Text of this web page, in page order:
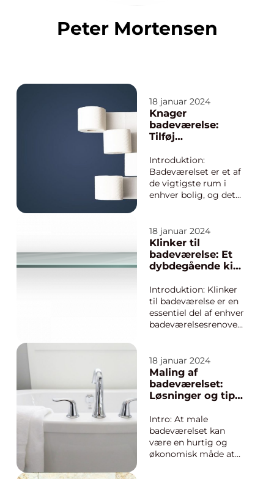
Peter Mortensen
18 januar 2024
Knager
badeværelse:
Tilføj
stil til dit
badeværelse
Introduktion:
Badeværelset er et af
de vigtigste rum i
enhver bolig, og det
skabe en funktionel
og æstetisk behagelig
atmosfære. En ofte
overset, men alligevel
badeværelset, er
knage...
18 januar 2024
Klinker til
badeværelse: Et
dybdegående kig
populære
flisetype
Introduktion: Klinker
til badeværelse er en
essentiel del af enhver
badeværelsesrenoveri
for deres slidstyrke,
vandafvisende
egenskaber og
æstetiske appel. I
udforske alt, hvad du
bør vid...
18 januar 2024
Maling af
badeværelset:
Løsninger og tips
holdbare
resultater
Intro: At male
badeværelset kan
være en hurtig og
økonomisk måde at